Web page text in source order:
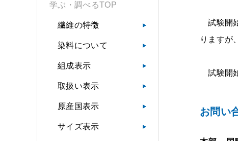
学ぶ・調べるTOP
繊維の特徴
染料について
組成表示
取扱い表示
原産国表示
サイズ表示
試験開
りますが
試験開
お問い